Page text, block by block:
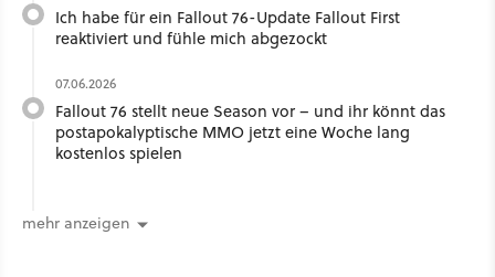
Ich habe für ein Fallout 76-Update Fallout First
reaktiviert und fühle mich abgezockt
07.06.2026
Fallout 76 stellt neue Season vor – und ihr könnt das
postapokalyptische MMO jetzt eine Woche lang
kostenlos spielen
mehr anzeigen